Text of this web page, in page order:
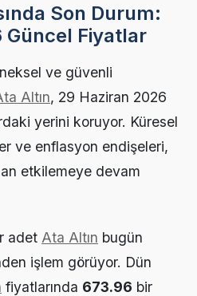
Son Durum:
Güncel Fiyatlar
ve güvenli
Altın, 29 Haziran 2026
yerini koruyor. Küresel
ve enflasyon endişeleri,
etkilemeye devam
adet Ata Altın bugün
işlem görüyor. Dün
fiyatlarında 673.96 bir